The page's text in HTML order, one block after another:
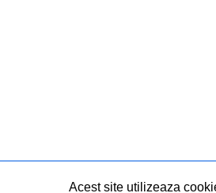
Acest site utilizeaza